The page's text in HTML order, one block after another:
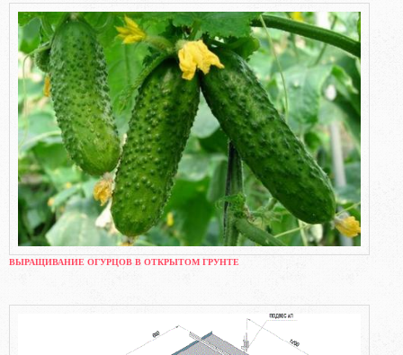
ВЫРАЩИВАНИЕ ОГУРЦОВ В ОТКРЫТОМ ГРУНТЕ